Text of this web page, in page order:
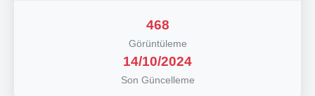
468
Görüntüleme
14/10/2024
Son Güncelleme